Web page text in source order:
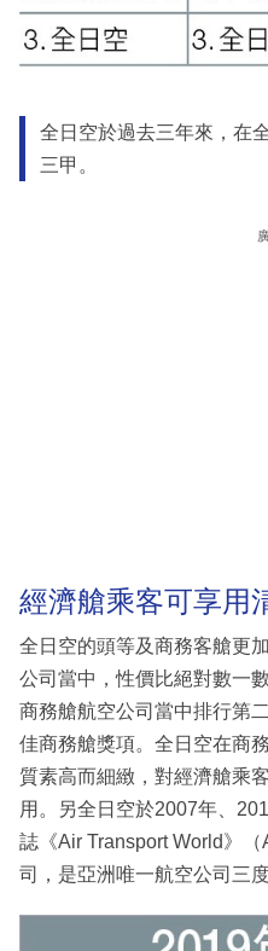
全日空於過去三年來，在
三甲。
經濟艙乘客可享用
全日空的頭等及商務客艙更
公司當中，性價比絕對數一
商務艙航空公司當中排行第
佳商務艙獎項。全日空在商
質素高而細緻，對經濟艙乘
用。另全日空於2007年、
誌《Air Transport World》
司，是亞洲唯一航空公司三